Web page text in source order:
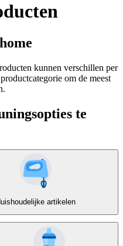
kunnen verschillen per
om de meest
te
artikelen